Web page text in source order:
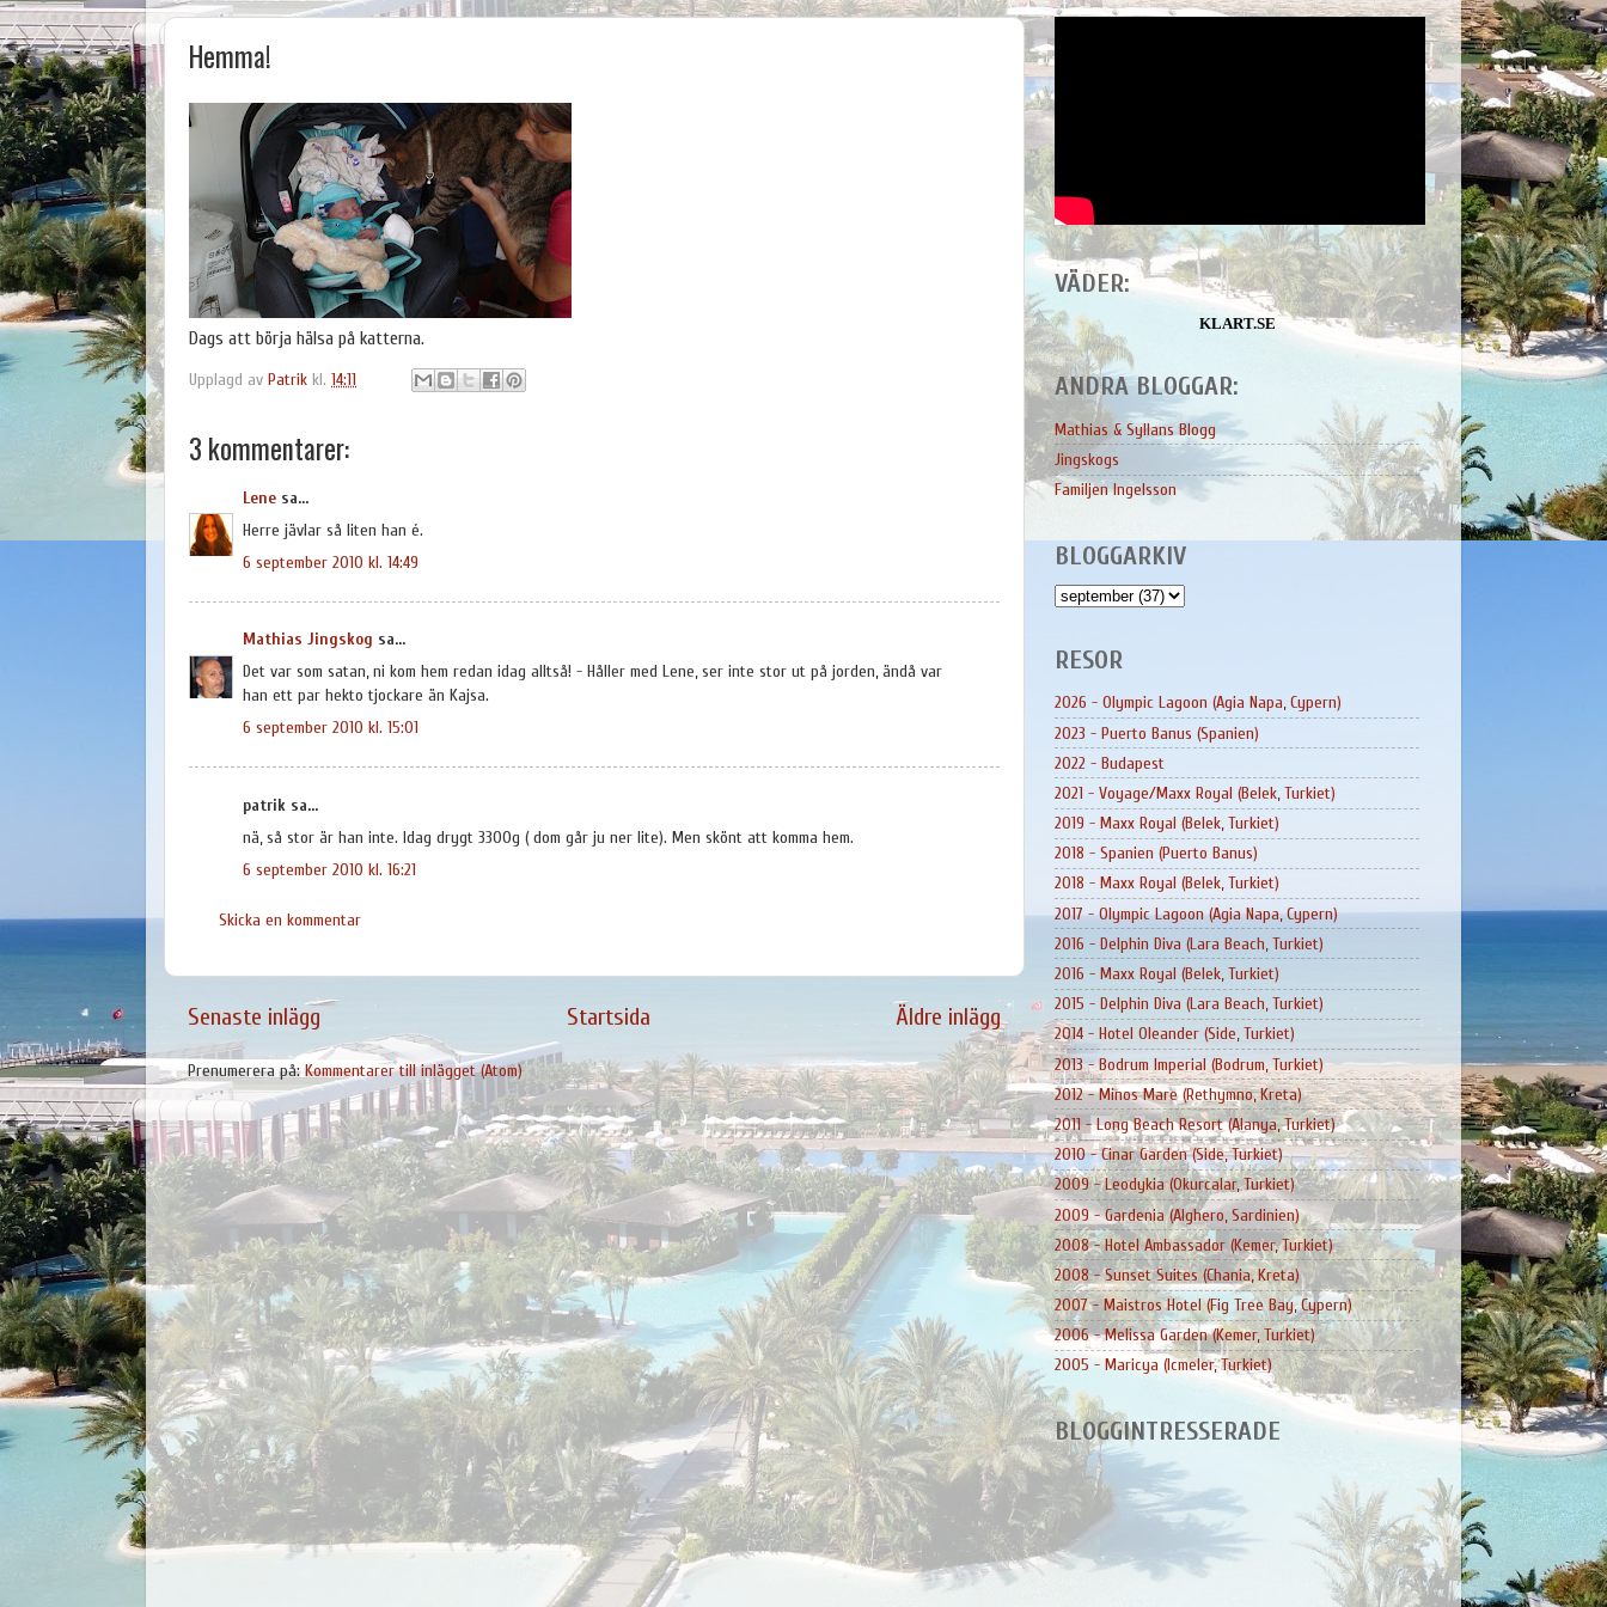
Hemma!
Dags att börja hälsa på katterna.
Upplagd av Patrik kl. 14:11
3 kommentarer:
Lene sa...
Herre jävlar så liten han é.
6 september 2010 kl. 14:49
Mathias Jingskog sa...
Det var som satan, ni kom hem redan idag alltså! - Håller med Lene, ser inte stor ut på jorden, ändå var
han ett par hekto tjockare än Kajsa.
6 september 2010 kl. 15:01
patrik sa...
nä, så stor är han inte. Idag drygt 3300g ( dom går ju ner lite). Men skönt att komma hem.
6 september 2010 kl. 16:21
Skicka en kommentar
Senaste inlägg Äldre inlägg
Startsida
Prenumerera på: Kommentarer till inlägget (Atom)
VÄDER:
KLART.SE
ANDRA BLOGGAR:
Mathias & Syllans Blogg
Jingskogs
Familjen Ingelsson
BLOGGARKIV
RESOR
2026 - Olympic Lagoon (Agia Napa, Cypern)
2023 - Puerto Banus (Spanien)
2022 - Budapest
2021 - Voyage/Maxx Royal (Belek, Turkiet)
2019 - Maxx Royal (Belek, Turkiet)
2018 - Spanien (Puerto Banus)
2018 - Maxx Royal (Belek, Turkiet)
2017 - Olympic Lagoon (Agia Napa, Cypern)
2016 - Delphin Diva (Lara Beach, Turkiet)
2016 - Maxx Royal (Belek, Turkiet)
2015 - Delphin Diva (Lara Beach, Turkiet)
2014 - Hotel Oleander (Side, Turkiet)
2013 - Bodrum Imperial (Bodrum, Turkiet)
2012 - Minos Mare (Rethymno, Kreta)
2011 - Long Beach Resort (Alanya, Turkiet)
2010 - Cinar Garden (Side, Turkiet)
2009 - Leodykia (Okurcalar, Turkiet)
2009 - Gardenia (Alghero, Sardinien)
2008 - Hotel Ambassador (Kemer, Turkiet)
2008 - Sunset Suites (Chania, Kreta)
2007 - Maistros Hotel (Fig Tree Bay, Cypern)
2006 - Melissa Garden (Kemer, Turkiet)
2005 - Maricya (Icmeler, Turkiet)
BLOGGINTRESSERADE